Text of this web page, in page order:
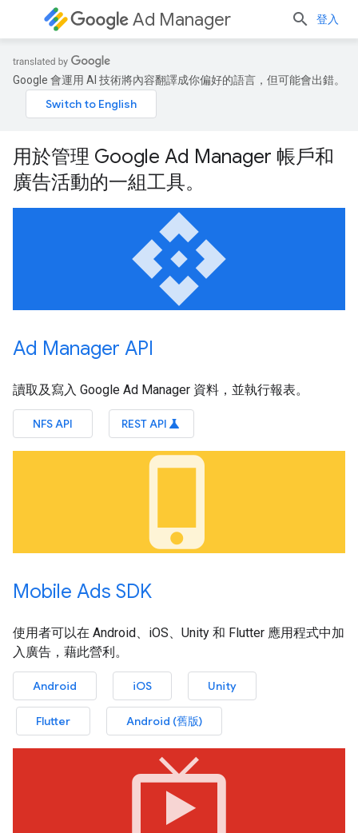
Ad Manager 登入
Google 會運用 AI 技術將內容翻譯成你偏好的語言，但可能會出錯。
用於管理 Google Ad Manager 帳戶和
廣告活動的一組工具。
api
Ad Manager API
讀取及寫入 Google Ad Manager 資料，並執行報表。
NFS API REST API science
phone_iphone
Mobile Ads SDK
使用者可以在 Android、iOS、Unity 和 Flutter 應用程式中加
入廣告，藉此營利。
Android iOS Unity
Flutter Android (舊版)
live_tv